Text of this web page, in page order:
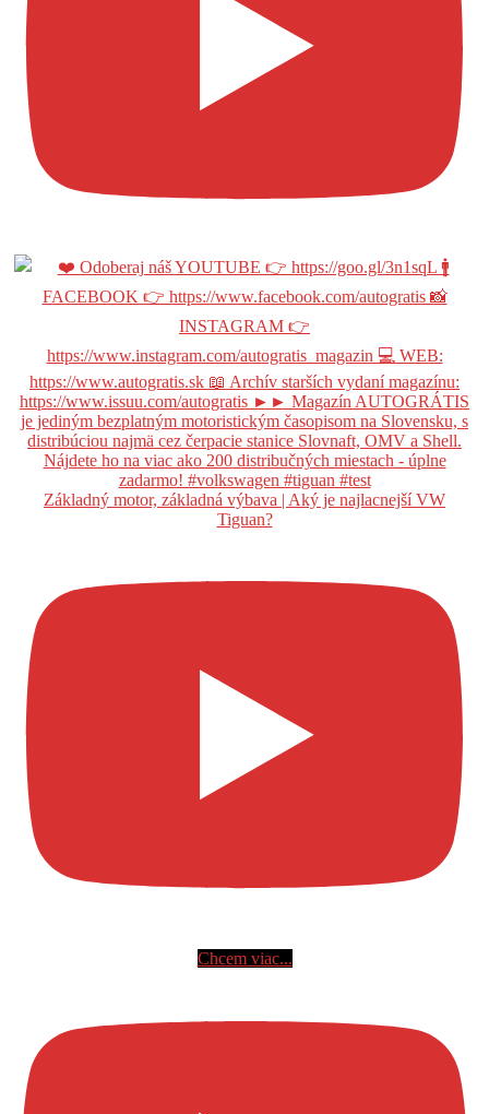
Základný motor, základná výbava | Aký je najlacnejší VW
Tiguan?
Chcem viac...